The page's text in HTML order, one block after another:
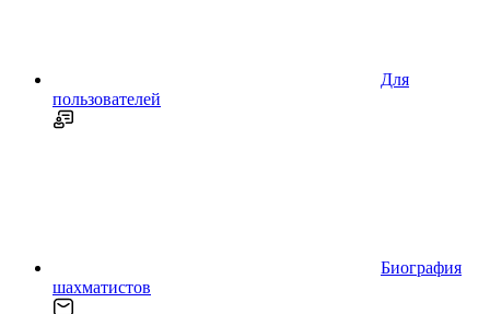
Для
пользователей
Биография
шахматистов